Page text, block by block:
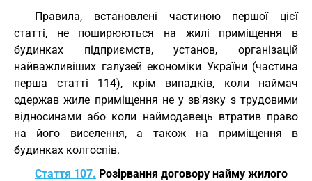
Правила, встановлені частиною першої цієї
статті, не поширюються на жилі приміщення в
будинках підприємств, установ, організацій
найважливіших галузей економіки України (частина
перша статті 114), крім випадків, коли наймач
одержав жиле приміщення не у зв'язку з трудовими
відносинами або коли наймодавець втратив право
на його виселення, а також на приміщення в
будинках колгоспів.
Стаття 107. Розірвання договору найму жилого